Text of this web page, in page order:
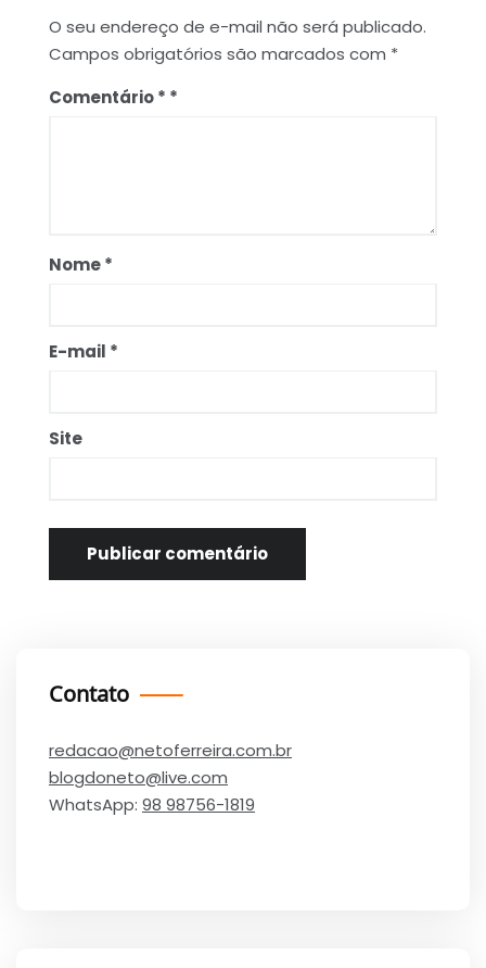
O seu endereço de e-mail não será publicado.
Campos obrigatórios são marcados com *
Comentário*
Nome*
E-mail *
Site
Contato
redacao@netoferreira.com.br
blogdoneto@live.com
WhatsApp: 98 98756-1819